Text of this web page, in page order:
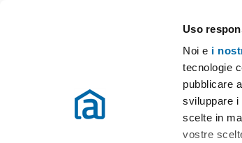
Uso
Noi e i
tecnologie
pubblicare
sviluppare i
scelte in
vostre
Case e appartamenti in affitto in tutta Italia
Affitto Milano Appartamenti Affitto
Appartamenti affitto ponte vetero milano